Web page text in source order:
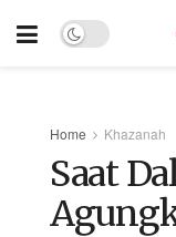
Home Khazanah
Saat